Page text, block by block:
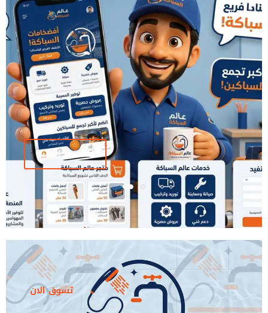
اكتشف المزيد
تسوق الان